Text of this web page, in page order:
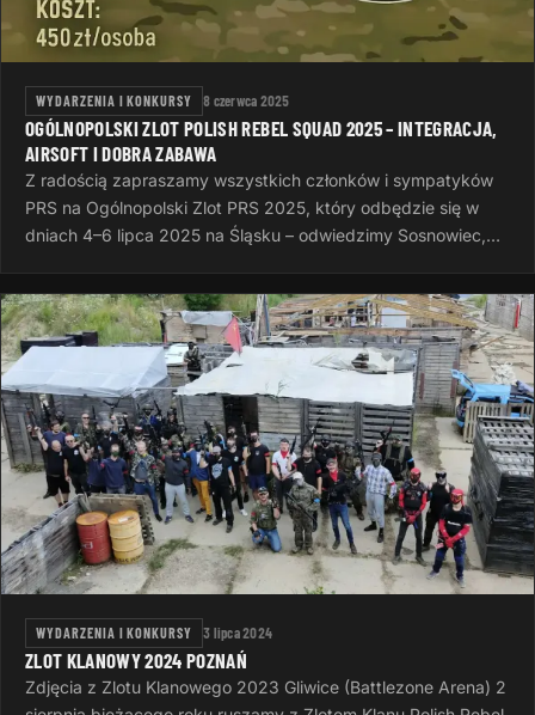
WYDARZENIA I KONKURSY 8 czerwca 2025
OGÓLNOPOLSKI ZLOT POLISH REBEL SQUAD 2025 – INTEGRACJA,
AIRSOFT I DOBRA ZABAWA
Z radością zapraszamy wszystkich członków i sympatyków
PRS na Ogólnopolski Zlot PRS 2025, który odbędzie się w
dniach 4–6 lipca 2025 na Śląsku – odwiedzimy Sosnowiec,
WYDARZENIA I KONKURSY 3 lipca 2024
ZLOT KLANOWY 2024 POZNAŃ
Zdjęcia z Zlotu Klanowego 2023 Gliwice (Battlezone Arena) 2